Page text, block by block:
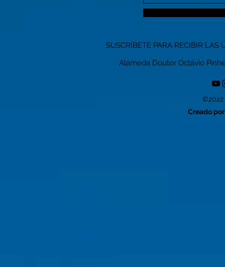
SUSCRÍBETE PARA RECIBIR LAS
Alameda Doutor Octávio
©2022
Creado